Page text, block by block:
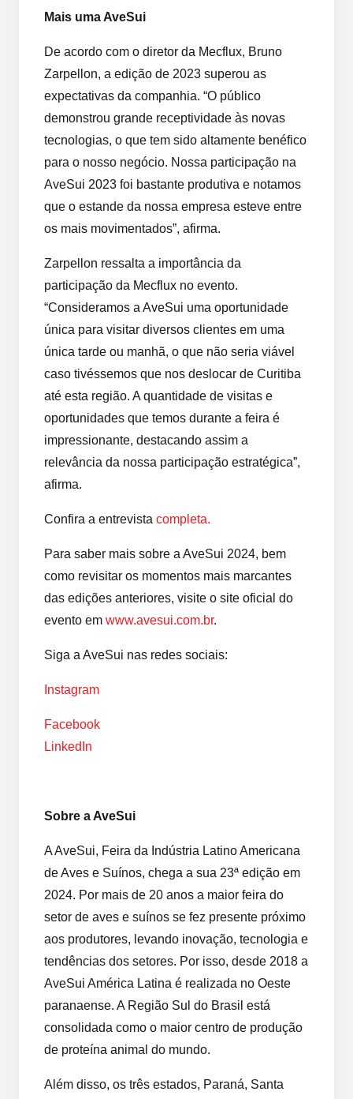
Mais uma AveSui
De acordo com o diretor da Mecflux, Bruno
Zarpellon, a edição de 2023 superou as
expectativas da companhia. “O público
demonstrou grande receptividade às novas
tecnologias, o que tem sido altamente benéfico
para o nosso negócio. Nossa participação na
AveSui 2023 foi bastante produtiva e notamos
que o estande da nossa empresa esteve entre
os mais movimentados”, afirma.
Zarpellon ressalta a importância da
participação da Mecflux no evento.
“Consideramos a AveSui uma oportunidade
única para visitar diversos clientes em uma
única tarde ou manhã, o que não seria viável
caso tivéssemos que nos deslocar de Curitiba
até esta região. A quantidade de visitas e
oportunidades que temos durante a feira é
impressionante, destacando assim a
relevância da nossa participação estratégica”,
afirma.
Confira a entrevista completa.
Para saber mais sobre a AveSui 2024, bem
como revisitar os momentos mais marcantes
das edições anteriores, visite o site oficial do
evento em www.avesui.com.br.
Siga a AveSui nas redes sociais:
Instagram
Facebook
LinkedIn
Sobre a AveSui
A AveSui, Feira da Indústria Latino Americana
de Aves e Suínos, chega a sua 23ª edição em
2024. Por mais de 20 anos a maior feira do
setor de aves e suínos se fez presente próximo
aos produtores, levando inovação, tecnologia e
tendências dos setores. Por isso, desde 2018 a
AveSui América Latina é realizada no Oeste
paranaense. A Região Sul do Brasil está
consolidada como o maior centro de produção
de proteína animal do mundo.
Além disso, os três estados, Paraná, Santa